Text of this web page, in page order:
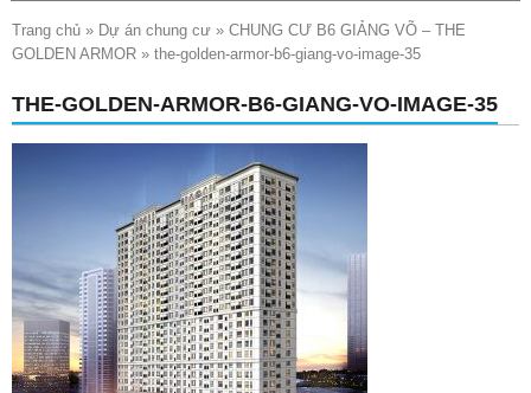
Trang chủ » Dự án chung cư » CHUNG CƯ B6 GIẢNG VÕ – THE
GOLDEN ARMOR » the-golden-armor-b6-giang-vo-image-35
THE-GOLDEN-ARMOR-B6-GIANG-VO-IMAGE-35